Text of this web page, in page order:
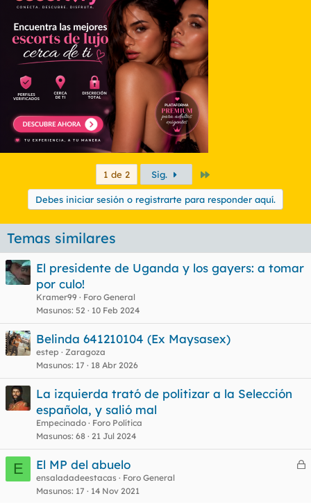
1 de 2 Sig.
Debes iniciar sesión o registrarte para responder aquí.
Temas similares
El presidente de Uganda y los gayers: a tomar
por culo!
Kramer99
Foro General
Masunos 52 10 Feb 2024
Belinda 641210104 (Ex Maysasex)
estep
Zaragoza
Masunos 17 18 Abr 2026
La izquierda trató de politizar a la Selección
española, y salió mal
Empecinado
Foro Política
Masunos 68 21 Jul 2024
E
C
El MP del abuelo
ensaladadeestacas
Foro General
Masunos 17 14 Nov 2021